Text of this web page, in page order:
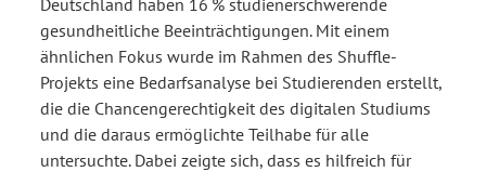
Deutschland haben 16 % studienerschwerende
gesundheitliche Beeinträchtigungen. Mit einem
ähnlichen Fokus wurde im Rahmen des Shuffle-
Projekts eine Bedarfsanalyse bei Studierenden erstellt,
die die Chancengerechtigkeit des digitalen Studiums
und die daraus ermöglichte Teilhabe für alle
untersuchte. Dabei zeigte sich, dass es hilfreich für